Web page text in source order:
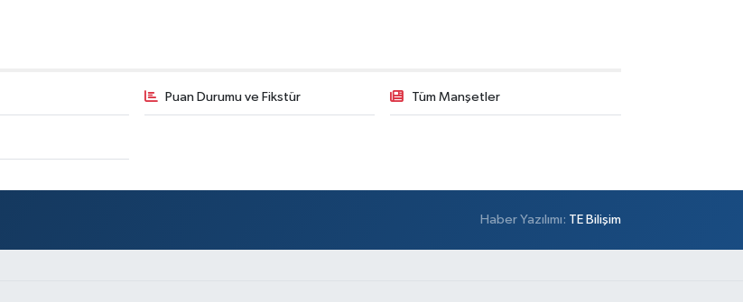
Puan Durumu ve Fikstür Tüm Manşetler
Haber Yazılımı: TE Bilişim